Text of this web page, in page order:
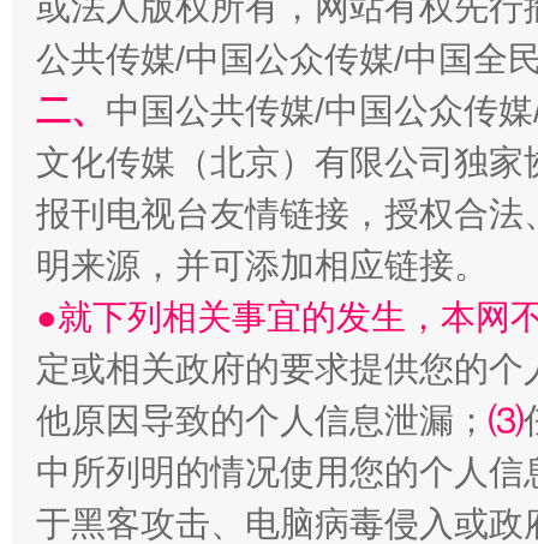
解纷+调解+退费，一次搞定
站台名比不上好声名
公共传媒/中国公众传媒/中国全
二、 中国公共传媒/中国公众传
文化传媒（北京）有限公司独
报刊电视台友情链接，授权合
明来源，并可添加相应链接。
●就下列相关事宜的发生，本网
定或相关政府的要求提供您的个
他原因导致的个人信息泄漏； ⑶
中所列明的情况使用您的个人
于黑客攻击、电脑病毒侵入或